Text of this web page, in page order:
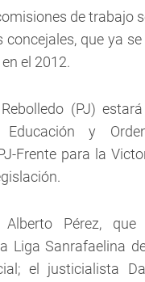
de trabajo
que ya
el 2012.
(PJ)
y
Frente para la
Alberto Pérez,
Liga Sanrafaelina
el justicialista